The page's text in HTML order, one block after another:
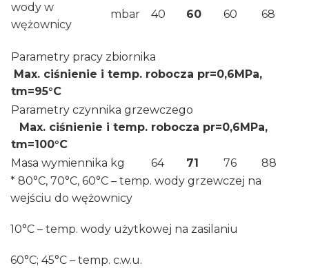
wody w
wężownicy
mbar 40 60 60 68
Parametry pracy zbiornika
Max. ciśnienie i temp. robocza pr=0,6MPa,
tm=95°C
Parametry czynnika grzewczego
Max. ciśnienie i temp. robocza pr=0,6MPa,
tm=100°C
Masa wymiennika kg 64 71 76
88
* 80°C, 70°C, 60°C – temp. wody grzewczej na
wejściu do wężownicy
10°C – temp. wody użytkowej na zasilaniu
60°C; 45°C – temp. c.w.u.